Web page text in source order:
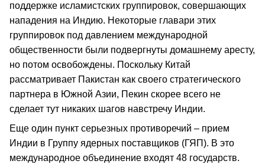
поддержке исламистских группировок, совершающих
нападения на Индию. Некоторые главари этих
группировок под давлением международной
общественности были подвергнуты домашнему аресту,
но потом освобождены. Поскольку Китай
рассматривает Пакистан как своего стратегического
партнера в Южной Азии, Пекин скорее всего не
сделает тут никаких шагов навстречу Индии.
Еще один пункт серьезных противоречий – прием
Индии в Группу ядерных поставщиков (ГЯП). В это
международное объединение входят 48 государств.